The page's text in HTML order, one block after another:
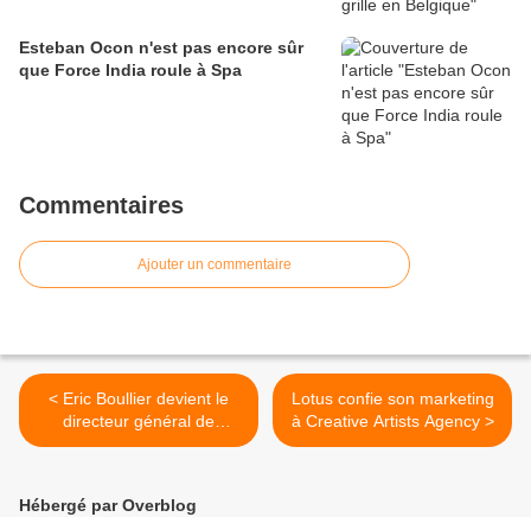
Esteban Ocon n'est pas encore sûr
que Force India roule à Spa
Commentaires
Ajouter un commentaire
< Eric Boullier devient le
directeur général de
Renault F1
Lotus confie son marketing
à Creative Artists Agency >
Hébergé par Overblog